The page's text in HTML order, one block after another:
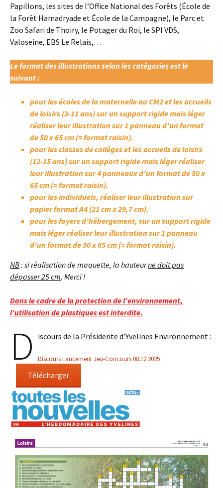
Papillons, les sites de l’Office National des Forêts (École de
la Forêt Hamadryade et École de la Campagne), le Parc et
Zoo Safari de Thoiry, le Potager du Roi, le SPI VDS,
Valoseine, EBS Le Relais,…
Le format des illustrations selon les catégories est le
suivant :
pour les écoles de la maternelle au CM2 et les accueils
de loisirs (3-11 ans) sur un support rigide mais léger
réaliser leur illustration sur 1 panneau d’un format
de 50 x 65 cm (= format raisin).
pour les classes de collèges et les accueils de loisirs
(12-15 ans) sur un support rigide mais léger réaliser
leur illustration sur 4 panneaux d’un format de 50 x
65 cm (= format raisin).
pour les individuels, réaliser leur illustration sur
papier format A4 (21 cm x 29,7 cm).
pour les foyers d’hébergement, sur un support rigide
mais léger réaliser leur illustration sur 1 panneau
d’un format de 50 x 65 cm (= format raisin).
NB: si réalisation de maquette, la hauteurne doit pas
dépasser 25 cm. Merci !
Dans le cadre de la protection de l’environnement,
l’utilisation de plastiques est interdite.
D iscours de la Présidente d’Yvelines Environnement :
Discours Lancement Jeu-Concours 08.12.2025
Télécharger